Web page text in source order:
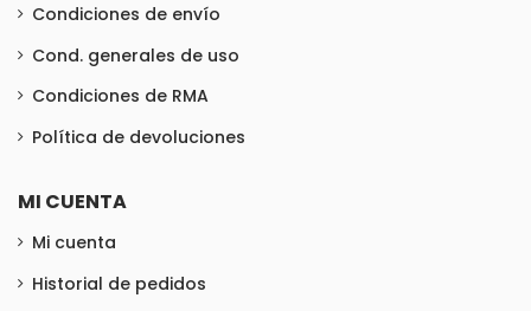
Condiciones de envío
Cond. generales de uso
Condiciones de RMA
Política de devoluciones
MI CUENTA
Mi cuenta
Historial de pedidos